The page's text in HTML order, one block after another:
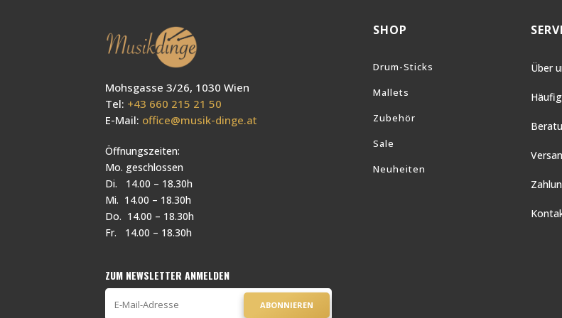
Mohsgasse 3/26, 1030 Wien
Tel: +43 660 215 21 50
E-Mail: office@musik-dinge.at
Öffnungszeiten:
Mo. geschlossen
Di. 14.00 – 18.30h
Mi. 14.00 – 18.30h
Do. 14.00 – 18.30h
Fr. 14.00 – 18.30h
ZUM NEWSLETTER ANMELDEN
ABONNIEREN
SHOP
Drum-Sticks
Mallets
Zubehör
Sale
Neuheiten
Über